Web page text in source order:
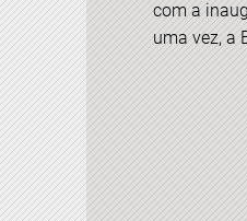
com a
uma vez, a